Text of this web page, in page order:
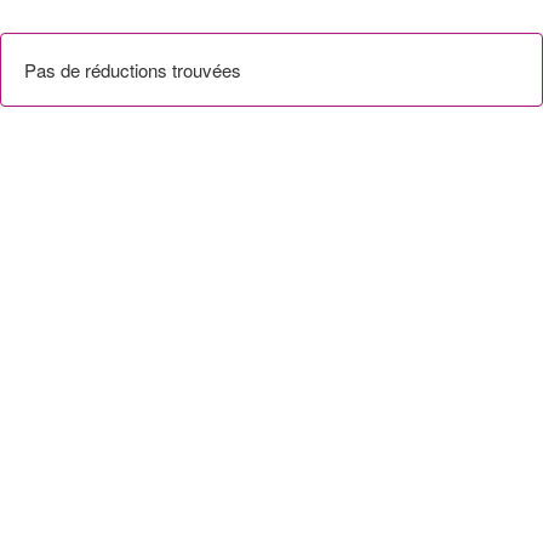
Pas de réductions trouvées